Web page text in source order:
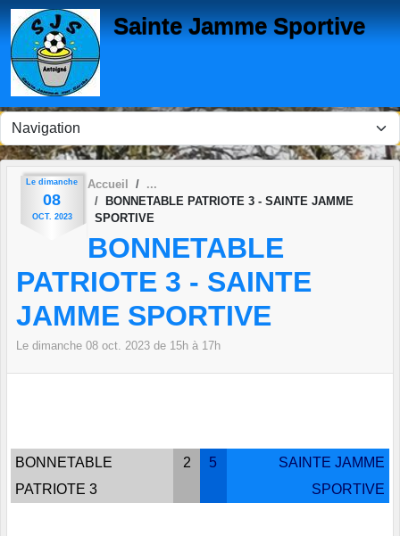
Sainte Jamme Sportive
Le dimanche
08
OCT. 2023
Accueil
BONNETABLE PATRIOTE 3 - SAINTE JAMME
SPORTIVE
BONNETABLE
PATRIOTE 3 - SAINTE
JAMME SPORTIVE
Le dimanche 08 oct. 2023 de 15h à 17h
BONNETABLE
PATRIOTE 3
2 5
SAINTE JAMME
SPORTIVE
Panneau de gestion des cookies